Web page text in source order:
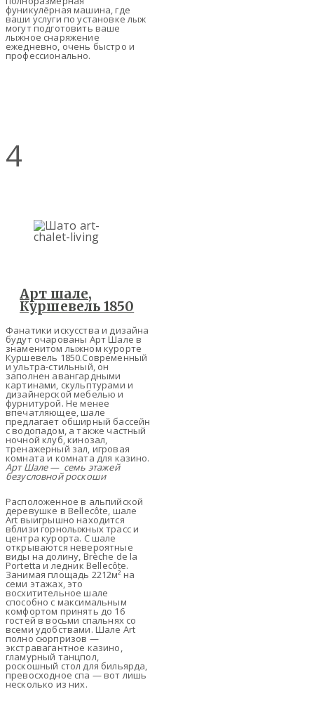
фуникулёрная машина, где
ваши услуги по установке лыж
могут подготовить ваше
лыжное снаряжение
ежедневно, очень быстро и
профессионально.
4
Арт шале,
Куршевель 1850
Фанатики искусства и дизайна
будут очарованы Арт Шале в
знаменитом лыжном курорте
Куршевель 1850.Современный
и ультра-стильный, он
заполнен авангардными
картинами, скульптурами и
дизайнерской мебелью и
фурнитурой. Не менее
впечатляющее, шале
предлагает обширный бассейн
с водопадом, а также частный
ночной клуб, кинозал,
тренажерный зал, игровая
комната и комната для казино.
Арт Шале — семь этажей
безусловной роскоши
Расположенное в альпийской
деревушке в Bellecôte, шале
Art выигрышно находится
вблизи горнолыжных трасс и
центра курорта. С шале
открываются невероятные
виды на долину, Brèche de la
Portetta и ледник Bellecôte.
Занимая площадь 2212м² на
семи этажах, это
восхитительное шале
способно с максимальным
комфортом принять до 16
гостей в восьми спальнях со
всеми удобствами. Шале Art
полно сюрпризов —
экстравагантное казино,
гламурный танцпол,
роскошный стол для бильярда,
превосходное спа — вот лишь
несколько из них.